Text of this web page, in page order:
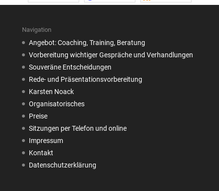
Navigation
Angebot: Coaching, Training, Beratung
Vorbereitung wichtiger Gespräche und Verhandlungen
Souveräne Entscheidungen
Rede- und Präsentationsvorbereitung
Karsten Noack
Organisatorisches
Preise
Sitzungen per Telefon und online
Impressum
Kontakt
Datenschutzerklärung